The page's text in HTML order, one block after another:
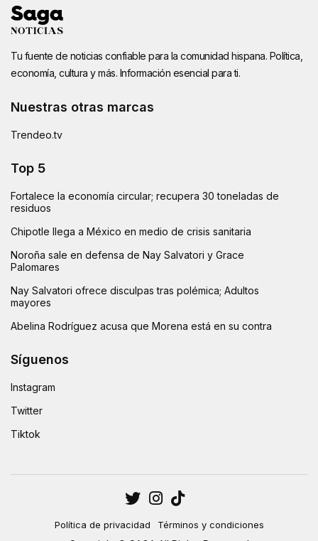
Tu fuente de noticias confiable para la comunidad hispana. Política,
economía, cultura y más. Información esencial para ti.
Nuestras otras marcas
Trendeo.tv
Top 5
Fortalece la economía circular; recupera 30 toneladas de
residuos
Chipotle llega a México en medio de crisis sanitaria
Noroña sale en defensa de Nay Salvatori y Grace
Palomares
Nay Salvatori ofrece disculpas tras polémica; Adultos
mayores
Abelina Rodríguez acusa que Morena está en su contra
Síguenos
Instagram
Twitter
Tiktok
Política de privacidad Términos y condiciones